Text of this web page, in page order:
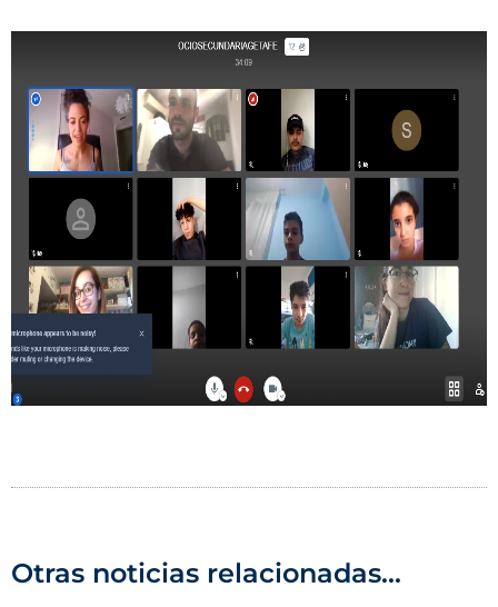
Otras noticias relacionadas...